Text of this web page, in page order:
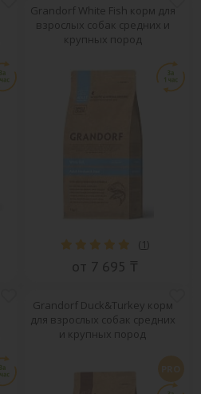
Grandorf White Fish корм для
взрослых собак средних и
крупных пород
( 1)
от 7 695 ₸
Grandorf Duck&Turkey корм
для взрослых собак средних
и крупных пород